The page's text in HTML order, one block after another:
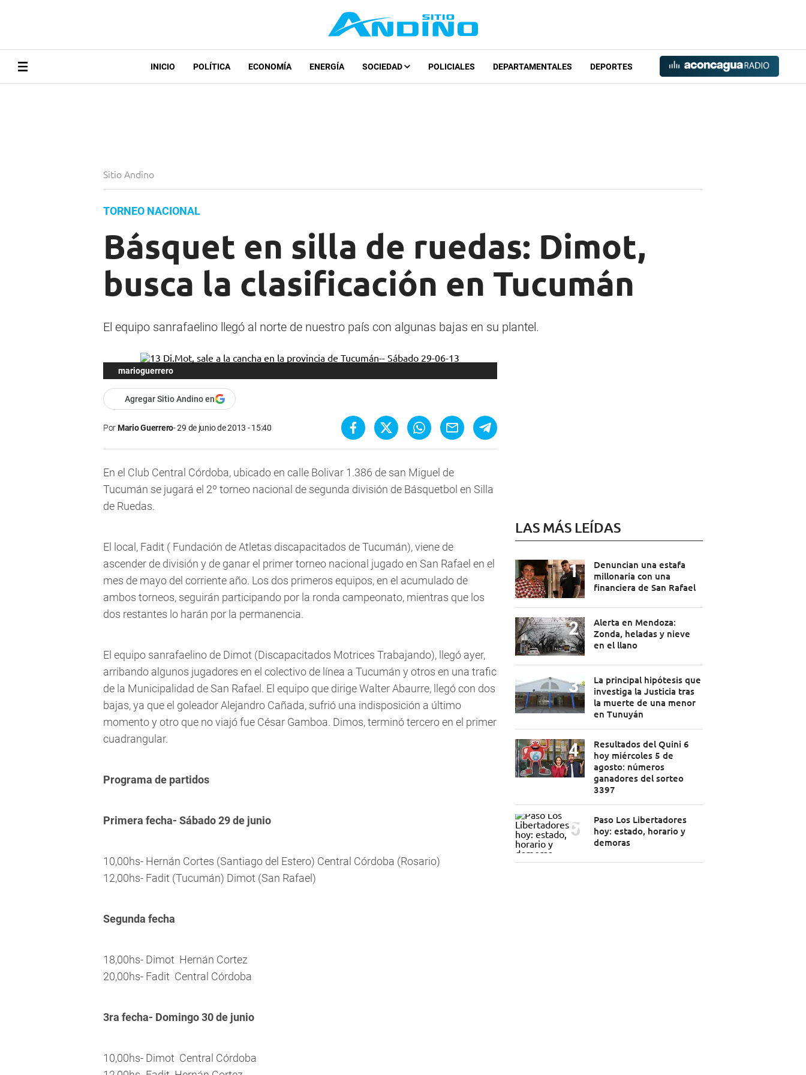
INICIO POLÍTICA ECONOMÍA ENERGÍA SOCIEDAD POLICIALES DEPARTAMENTALES DEPORTES
Sitio Andino
TORNEO NACIONAL
Básquet en silla de ruedas: Dimot,
busca la clasificación en Tucumán
El equipo sanrafaelino llegó al norte de nuestro país con algunas bajas en su plantel.
marioguerrero
Agregar Sitio Andino en
PorMario Guerrero 29 de junio de 2013 - 15:40
En el Club Central Córdoba, ubicado en calle Bolivar 1.386 de san Miguel de
Tucumán se jugará el 2º torneo nacional de segunda división de Básquetbol en Silla
de Ruedas.
El local, Fadit ( Fundación de Atletas discapacitados de Tucumán), viene de
ascender de división y de ganar el primer torneo nacional jugado en San Rafael en el
mes de mayo del corriente año. Los dos primeros equipos, en el acumulado de
ambos torneos, seguirán participando por la ronda campeonato, mientras que los
dos restantes lo harán por la permanencia.
El equipo sanrafaelino de Dimot (Discapacitados Motrices Trabajando), llegó ayer,
arribando algunos jugadores en el colectivo de línea a Tucumán y otros en una trafic
de la Municipalidad de San Rafael. El equipo que dirige Walter Abaurre, llegó con dos
bajas, ya que el goleador Alejandro Cañada, sufrió una indisposición a último
momento y otro que no viajó fue César Gamboa. Dimos, terminó tercero en el primer
cuadrangular.
Programa de partidos
Primera fecha- Sábado 29 de junio
10,00hs- Hernán Cortes (Santiago del Estero) Central Córdoba (Rosario)
12,00hs- Fadit (Tucumán) Dimot (San Rafael)
Segunda fecha
18,00hs- Dimot  Hernán Cortez
20,00hs- Fadit  Central Córdoba
3ra fecha- Domingo 30 de junio
10,00hs- Dimot  Central Córdoba
LAS MÁS LEÍDAS
Denuncian una estafa
millonaria con una
financiera de San Rafael
Alerta en Mendoza:
Zonda, heladas y nieve
en el llano
La principal hipótesis que
investiga la Justicia tras
la muerte de una menor
en Tunuyán
Resultados del Quini 6
hoy miércoles 5 de
agosto: números
ganadores del sorteo
3397
Paso Los Libertadores
hoy: estado, horario y
demoras